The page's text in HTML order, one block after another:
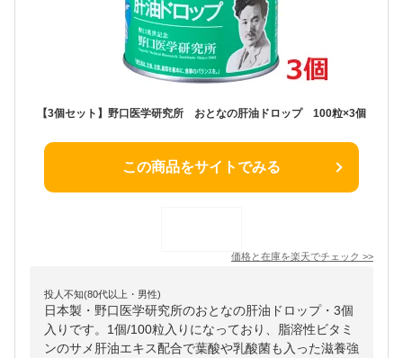
【3個セット】野口医学研究所 おとなの肝油ドロップ 100粒×3個
この商品をサイトでみる
価格と在庫を楽天でチェック >>
投人不知(80代以上・男性)
日本製・野口医学研究所のおとなの肝油ドロップ・3個
入りです。1個/100粒入りになっており、脂溶性ビタミ
ンのサメ肝油エキス配合で葉酸や乳酸菌も入った滋養強